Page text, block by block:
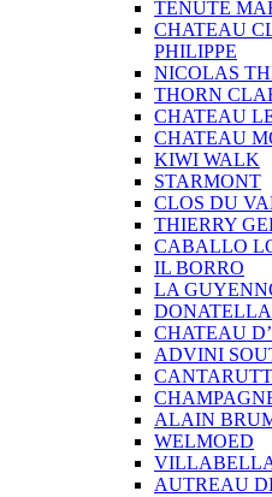
TENUTE
CHATEAU
PHILIPPE
NICOLAS
THORN
CHATEAU
CHATEAU
KIWI WALK
STARMONT
CLOS DU
THIERRY
CABALLO
IL BORRO
LA
CHATEAU
ADVINI
ALAIN
WELMOED
AUTREAU